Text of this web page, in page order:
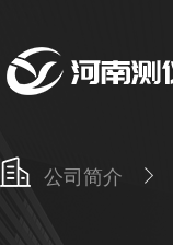
公司简介